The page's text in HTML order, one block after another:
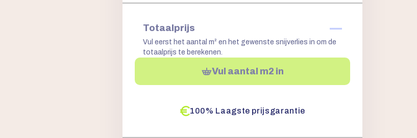
Totaalprijs —
Vul eerst het aantal m² en het gewenste snijverlies in om de
totaalprijs te berekenen.
Vul aantal m2 in
100% Laagste prijsgarantie